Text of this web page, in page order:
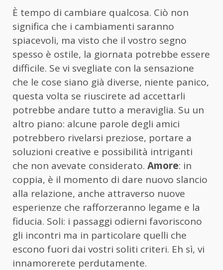
È tempo di cambiare qualcosa. Ciò non
significa che i cambiamenti saranno
spiacevoli, ma visto che il vostro segno
spesso è ostile, la giornata potrebbe essere
difficile. Se vi svegliate con la sensazione
che le cose siano già diverse, niente panico,
questa volta se riuscirete ad accettarli
potrebbe andare tutto a meraviglia. Su un
altro piano: alcune parole degli amici
potrebbero rivelarsi preziose, portare a
soluzioni creative e possibilità intriganti
che non avevate considerato. Amore: in
coppia, è il momento di dare nuovo slancio
alla relazione, anche attraverso nuove
esperienze che rafforzeranno legame e la
fiducia. Soli: i passaggi odierni favoriscono
gli incontri ma in particolare quelli che
escono fuori dai vostri soliti criteri. Eh sì, vi
innamorerete perdutamente.